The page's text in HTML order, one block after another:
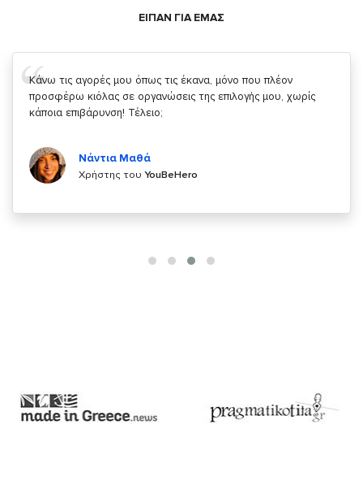
ΕΙΠΑΝ ΓΙΑ ΕΜΑΣ
Σας ευχαριστώ που μας δίνετε την δυνατότητα να κάνουμε
κάτι!
Χρήστης τουYouBeHero